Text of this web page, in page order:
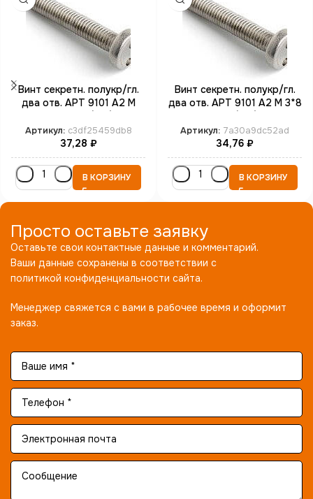
Винт секретн. полукр/гл.
два отв. АРТ 9101 А2 M
Артикул: c3df25459db8
37,28 ₽
В КОРЗИНУ
Винт секретн. полукр/гл.
два отв. АРТ 9101 А2 M 3*8
Артикул: 7a30a9dc52ad
34,76 ₽
В КОРЗИНУ
Просто оставьте заявку
Оставьте свои контактные данные и комментарий.
Ваши данные сохранены в соответствии с
политикой конфиденциальности сайта.
Менеджер свяжется с вами в рабочее время и оформит
заказ.